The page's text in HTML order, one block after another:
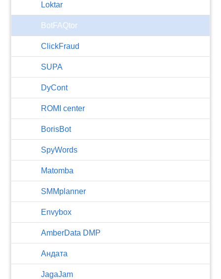
Loktar
BotFAQtor
​ClickFraud
SUPA
DyCont
ROMI center
BorisBot
SpyWords
Matomba
SMMplanner
Envybox
AmberData DMP
Андата
JagaJam